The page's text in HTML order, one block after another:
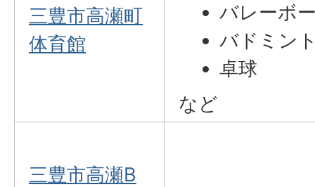
三豊市高瀬町
体育館
バレーボ
バドミン
卓球
など
三豊市高瀬B